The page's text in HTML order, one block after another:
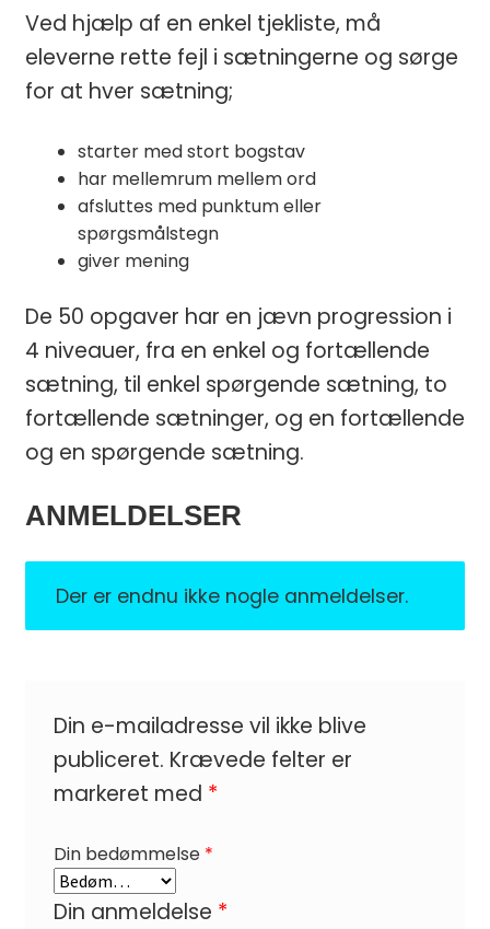
Ved hjælp af en enkel tjekliste, må
eleverne rette fejl i sætningerne og sørge
for at hver sætning;
starter med stort bogstav
har mellemrum mellem ord
afsluttes med punktum eller
spørgsmålstegn
giver mening
De 50 opgaver har en jævn progression i
4 niveauer, fra en enkel og fortællende
sætning, til enkel spørgende sætning, to
fortællende sætninger, og en fortællende
og en spørgende sætning.
ANMELDELSER
Der er endnu ikke nogle anmeldelser.
Din e-mailadresse vil ikke blive
publiceret. Krævede felter er
markeret med *
Din bedømmelse *
Din anmeldelse *